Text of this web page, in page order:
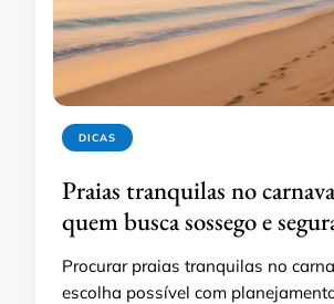
DICAS
Praias tranquilas no
quem busca sossego e
Procurar praias tranquilas no
escolha possível com